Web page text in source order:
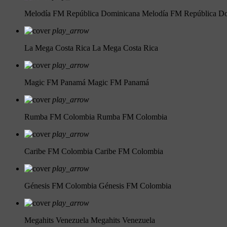
Melodía FM República Dominicana Melodía FM República
play_arrow
La Mega Costa Rica La Mega Costa Rica
play_arrow
Magic FM Panamá Magic FM Panamá
play_arrow
Rumba FM Colombia Rumba FM Colombia
play_arrow
Caribe FM Colombia Caribe FM Colombia
play_arrow
Génesis FM Colombia Génesis FM Colombia
play_arrow
Megahits Venezuela Megahits Venezuela